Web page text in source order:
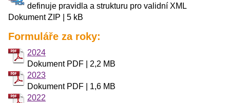
definuje pravidla a strukturu pro validní XML
Dokument ZIP | 5 kB
Formuláře za roky:
2024
Dokument PDF | 2,2 MB
2023
Dokument PDF | 1,6 MB
2022